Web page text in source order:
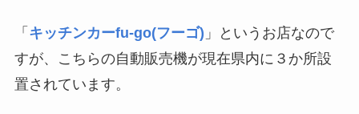
「 キッチンカーfu-go(フーゴ) 」というお店なので
すが、こちらの自動販売機が現在県内に３か所設
置されています。